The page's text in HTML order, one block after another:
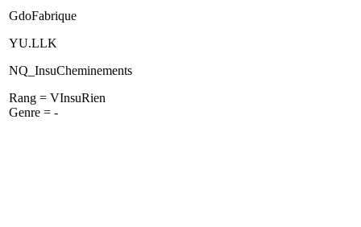
GdoFabrique
YU.LLK
NQ_InsuCheminements
Rang = VInsuRien
Genre = -